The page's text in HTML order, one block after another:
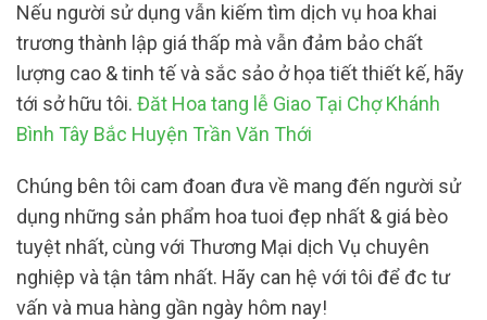
Nếu người sử dụng vẫn kiếm tìm dịch vụ hoa khai
trương thành lập giá thấp mà vẫn đảm bảo chất
lượng cao & tinh tế và sắc sảo ở họa tiết thiết kế, hãy
tới sở hữu tôi. Đăt Hoa tang lễ Giao Tại Chợ Khánh
Bình Tây Bắc Huyện Trần Văn Thới
Chúng bên tôi cam đoan đưa về mang đến người sử
dụng những sản phẩm hoa tuoi đẹp nhất & giá bèo
tuyệt nhất, cùng với Thương Mại dịch Vụ chuyên
nghiệp và tận tâm nhất. Hãy can hệ với tôi để đc tư
vấn và mua hàng gần ngày hôm nay!